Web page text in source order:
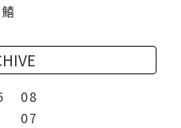
鱚
08
07